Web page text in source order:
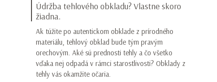
Údržba tehlového obkladu? Vlastne skoro
žiadna.
Ak túžite po autentickom obklade z prírodného
materiálu, tehlový obklad bude tým pravým
orechovým. Aké sú prednosti tehly a čo všetko
vďaka nej odpadá v rámci starostlivosti? Obklady z
tehly vás okamžite očaria.